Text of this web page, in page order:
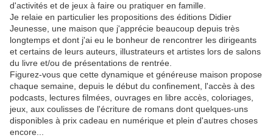
d'activités et de jeux à faire ou pratiquer en famille.
Je relaie en particulier les propositions des éditions Didier
Jeunesse, une maison que j'apprécie beaucoup depuis très
longtemps et dont j'ai eu le bonheur de rencontrer les dirigeants
et certains de leurs auteurs, illustrateurs et artistes lors de salons
du livre et/ou de présentations de rentrée.
Figurez-vous que cette dynamique et généreuse maison propose
chaque semaine, depuis le début du confinement, l'accès à des
podcasts, lectures filmées, ouvrages en libre accès, coloriages,
jeux, aux coulisses de l'écriture de romans dont quelques-uns
disponibles à prix cadeau en numérique et plein d'autres choses
encore...